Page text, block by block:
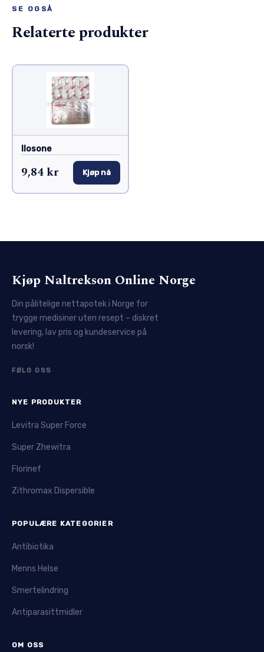
SE OGSÅ
Relaterte produkter
Ilosone
9,84 kr Kjøp nå
Kjøp Naltrekson Online Norge
Din pålitelige nettapotek i Norge for
trygge medisiner uten resept – diskret
levering, lav pris og kundeservice på
norsk!
FØLG OSS
NYE PRODUKTER
Levitra Super Force
Super Zhewitra
Florinef
Zithromax Dispersible
POPULÆRE KATEGORIER
Antibiotika
Menns Helse
Smertelindring
Antiparasittmidler
OM OSS